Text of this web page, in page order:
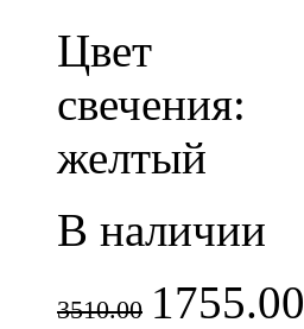
Цвет
свечения:
желтый
В наличии
3510.00 1755.00